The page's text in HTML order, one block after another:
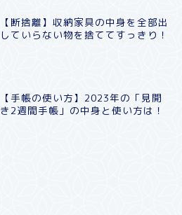
【断捨離】収納家具の中身を全部出
していらない物を捨ててすっきり！
【手帳の使い方】2023年の「見開
き2週間手帳」の中身と使い方は！